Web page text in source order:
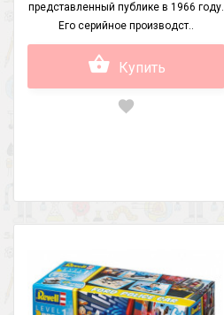
представленный публике в 1966 году.
Его серийное производст..
Купить